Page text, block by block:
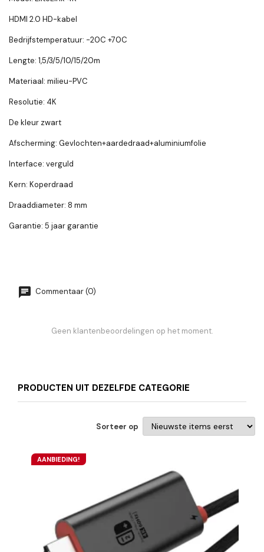
HDMI 2.0 HD-kabel
Bedrijfstemperatuur: -20C +70C
Lengte: 1,5/3/5/10/15/20m
Materiaal: milieu-PVC
Resolutie: 4K
De kleur zwart
Afscherming: Gevlochten+aardedraad+aluminiumfolie
Interface: verguld
Kern: Koperdraad
Draaddiameter: 8 mm
Garantie: 5 jaar garantie
Commentaar (0)
Geen klantenbeoordelingen op het moment.
PRODUCTEN UIT DEZELFDE CATEGORIE
Sorteer op
AANBIEDING!